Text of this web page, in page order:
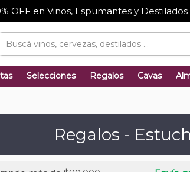
OFF en Vinos, Espumantes y Destilados
Selecciones Regalos Cavas
Regalos -